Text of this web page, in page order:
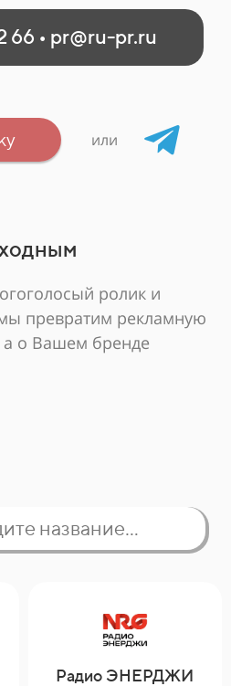
66 • pr@ru-pr.ru
или
ролик и
превратим рекламную
о Вашем бренде
Радио ЭНЕРДЖИ